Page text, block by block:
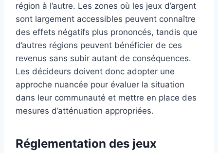
région à l’autre. Les zones où les jeux d’argent
sont largement accessibles peuvent connaître
des effets négatifs plus prononcés, tandis que
d’autres régions peuvent bénéficier de ces
revenus sans subir autant de conséquences.
Les décideurs doivent donc adopter une
approche nuancée pour évaluer la situation
dans leur communauté et mettre en place des
mesures d’atténuation appropriées.
Réglementation des jeux